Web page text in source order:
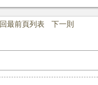
回最前頁列表 下一則